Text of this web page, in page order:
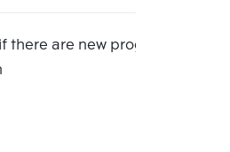
there are new program